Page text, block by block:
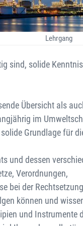
Lehrgang
sind, solide
Übersicht als
im
Grundlage für
und dessen
Verordnungen,
bei der Rechtsetzung
können und
und Instrumente